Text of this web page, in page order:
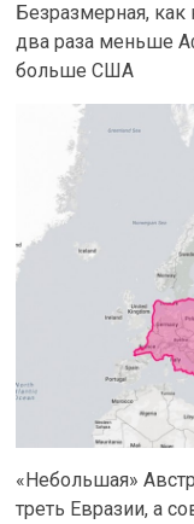
Безразмерная,
два раза меньше
больше США
«Небольшая»
треть Евразии, а